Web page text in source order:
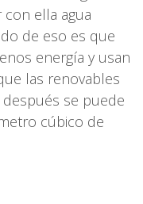
ella agua
de eso es que
energía y usan
las renovables
se puede
cúbico de